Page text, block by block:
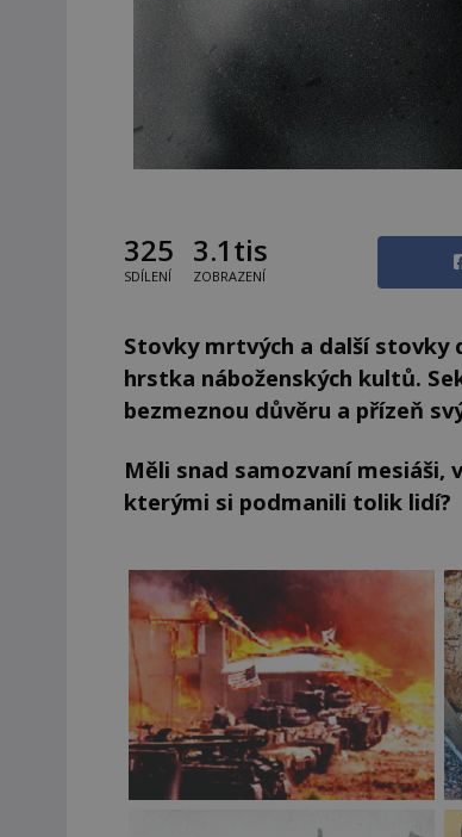
325
SDÍLENÍ
3.1tis
ZOBRAZENÍ
Stovky mrtvých a další stovky
hrstka náboženských kultů.
bezmeznou důvěru a přízeň
Měli snad samozvaní
kterými si podmanili tolik lidí?